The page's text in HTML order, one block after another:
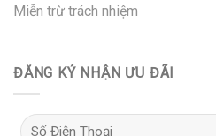
Miễn trừ trách nhiệm
ĐĂNG KÝ NHẬN ƯU ĐÃI